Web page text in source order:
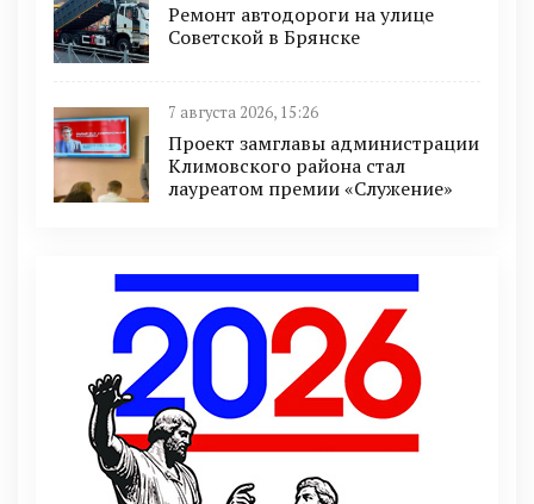
Ремонт автодороги на улице
Советской в Брянске
7 августа 2026, 15:26
Проект замглавы администрации
Климовского района стал
лауреатом премии «Служение»